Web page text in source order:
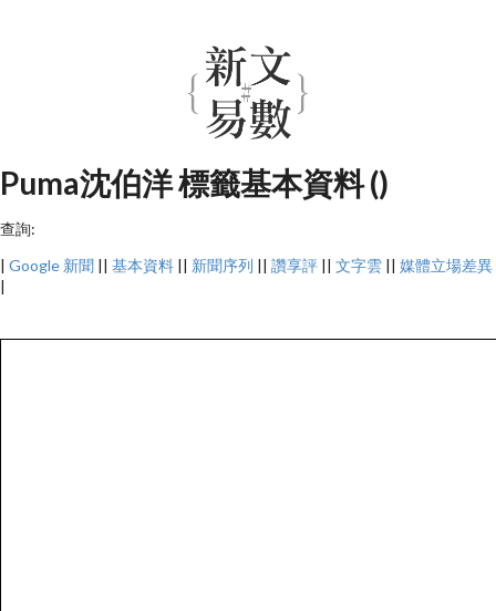
Puma沈伯洋 標籤基本資料 ()
查詢:
| Google 新聞 || 基本資料 || 新聞序列 || 讚享評 || 文字雲 || 媒體立場差異
|